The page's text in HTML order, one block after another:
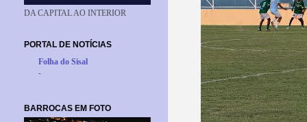
DA CAPITAL AO INTERIOR
PORTAL DE NOTÍCIAS
Folha do Sisal
-
BARROCAS EM FOTO